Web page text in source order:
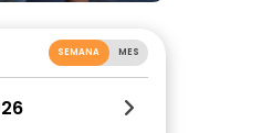
SEMANA MES